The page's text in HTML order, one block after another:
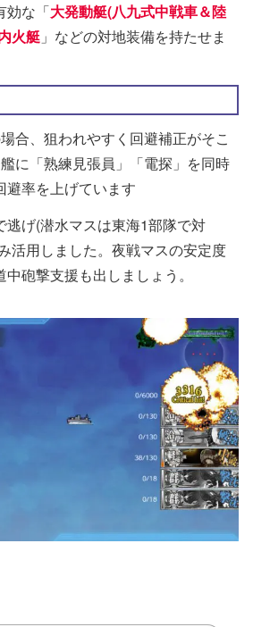
効な「大発動艇(八九式中戦車＆陸
火艇 」などの対地装備を持たせま
合、狙われやすく回避補正がそこ
に「熟練見張員」「電探」を同時
避率を上げています
逃げ(潜水マスは東海1部隊で対
活用しました。夜戦マスの安定度
砲撃支援も出しましょう。